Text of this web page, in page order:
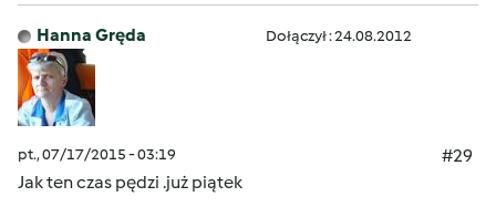
Hanna Gręda Dołączył : 24.08.2012
pt., 07/17/2015 - 03:19
#29
Jak ten czas pędzi .już piątek